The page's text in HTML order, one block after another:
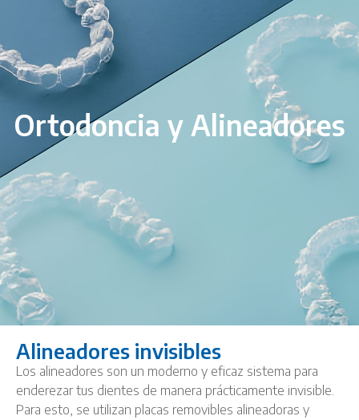
Ortodoncia y Alineadores
Alineadores invisibles
Los alineadores son un moderno y eficaz sistema para
enderezar tus dientes de manera prácticamente invisible.
Para esto, se utilizan placas removibles alineadoras y